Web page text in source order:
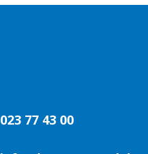
023 77 43 00